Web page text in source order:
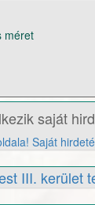
méret
saját
Saját
III. kerület